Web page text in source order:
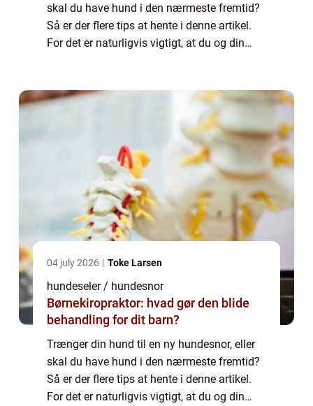
skal du have hund i den nærmeste fremtid?
Så er der flere tips at hente i denne artikel.
For det er naturligvis vigtigt, at du og din
04 july 2026 Toke Larsen
hundeseler / hundesnor
Børnekiropraktor: hvad gør den blide
behandling for dit barn?
Trænger din hund til en ny hundesnor, eller
skal du have hund i den nærmeste fremtid?
Så er der flere tips at hente i denne artikel.
For det er naturligvis vigtigt, at du og din